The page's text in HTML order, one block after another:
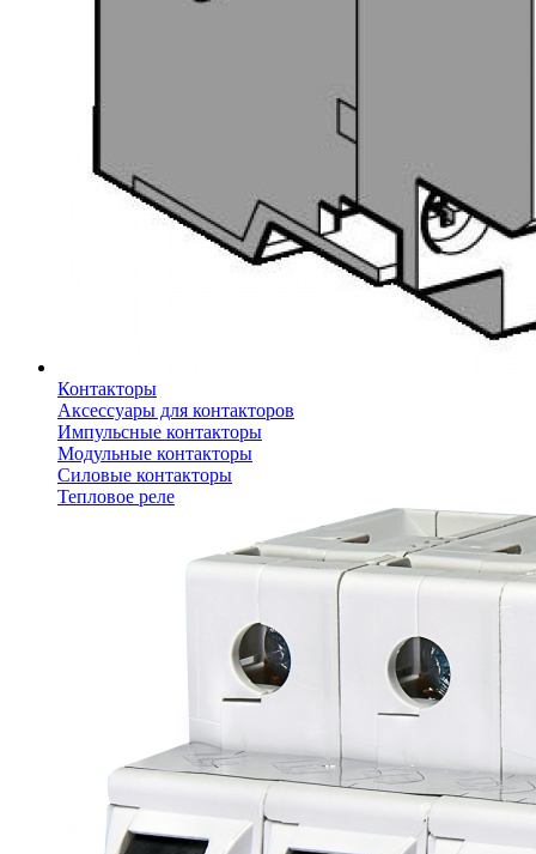
Контакторы
Аксессуары для контакторов
Импульсные контакторы
Модульные контакторы
Силовые контакторы
Тепловое реле